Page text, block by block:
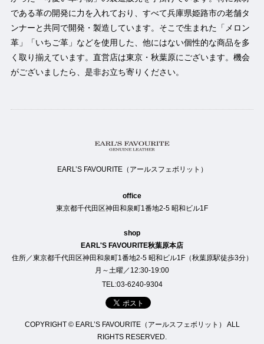
である革の開発に力を入れており、すべて兵庫県姫路市の老舗タ
ンナーと共同で開発・製造しています。そこで生まれた「メロン
革」「いちご革」などを使用した、他にはない個性的な商品を多
く取り揃えています。直営店は東京・秋葉原にございます。機会
がございましたら、是非お立ち寄りください。
EARL’S FAVOURITE（アールスフェボリット）
office
東京都千代田区神田和泉町1番地2-5 昭和ビル1F
shop
EARL'S FAVOURITE秋葉原本店
住所／東京都千代田区神田和泉町1番地2-5 昭和ビル1F（秋葉原駅徒歩3分）
月～土曜／12:30-19:00
TEL:03-6240-9304
COPYRIGHT © EARL’S FAVOURITE（アールスフェボリット） ALL
RIGHTS RESERVED.